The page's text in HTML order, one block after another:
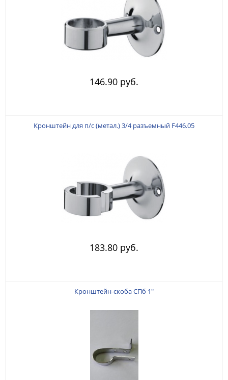
146.90 руб.
Кронштейн для п/с (метал.) 3/4 разъемный F446.05
183.80 руб.
Кронштейн-скоба СПб 1"